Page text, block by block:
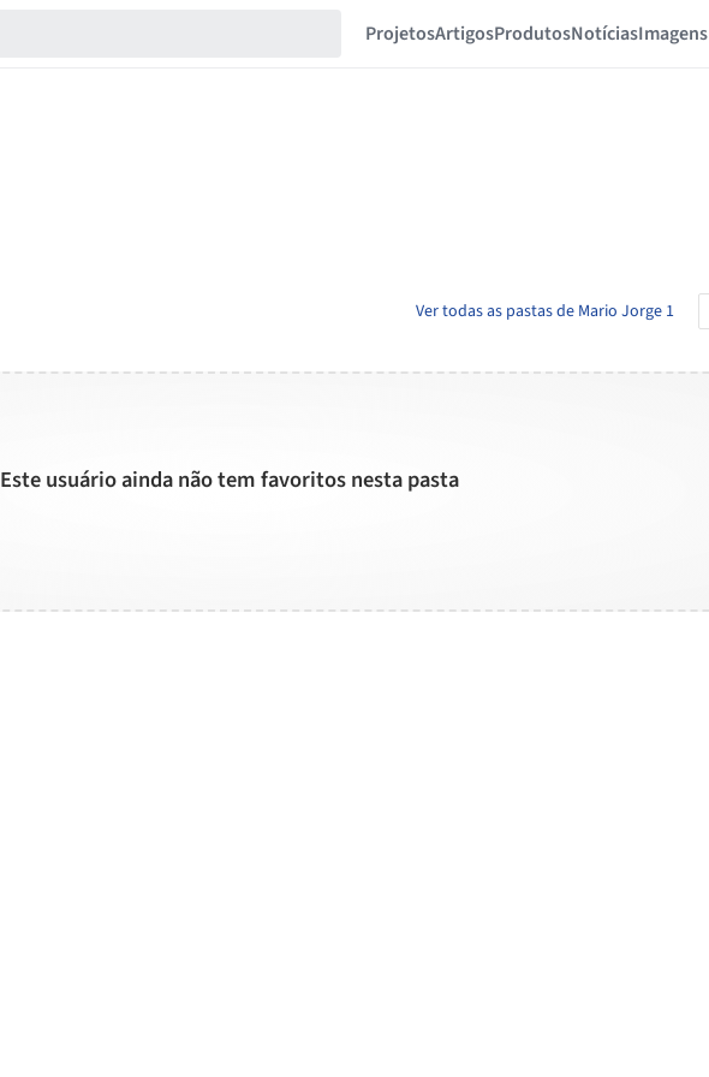
ProjetosArtigosProdutosNotíciasImagens
Ver todas as pastas de Mario Jorge 1
Este usuário ainda não tem favoritos nesta pasta